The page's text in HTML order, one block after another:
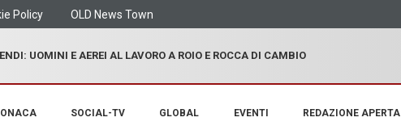
Policy OLD News Town
UOMINI E AEREI AL LAVORO A ROIO E ROCCA DI CAMBIO
SOCIAL-TV GLOBAL EVENTI REDAZIONE APERTA